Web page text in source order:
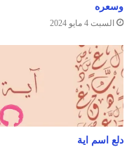
وسعره
السبت 4 مايو 2024
دلع اسم اية